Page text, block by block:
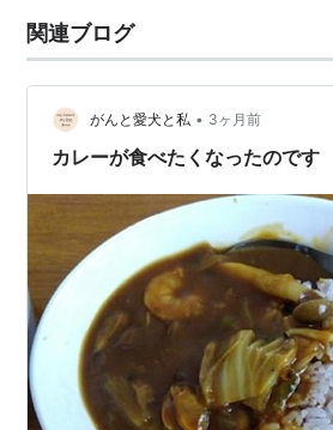
関連ブログ
がんと愛犬と私 • 3ヶ月前
カレーが食べたくなったのです